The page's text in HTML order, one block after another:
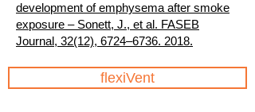
development of emphysema after smoke
exposure – Sonett, J., et al. FASEB
Journal, 32(12), 6724–6736. 2018.
flexiVent